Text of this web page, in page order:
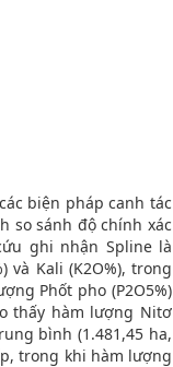
biện pháp canh tác
so sánh độ chính xác
ghi nhận Spline là
Kali (K2O%), trong
Phốt pho (P2O5%)
thấy hàm lượng Nitơ
bình (1.481,45 ha,
trong khi hàm lượng